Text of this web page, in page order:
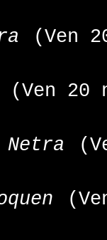
(Ven
(Ven 20